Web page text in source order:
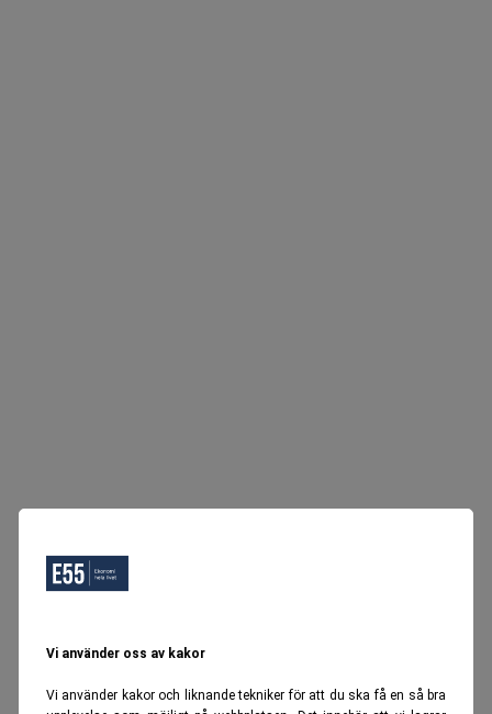
Vi använder oss av kakor
Vi använder kakor och liknande tekniker för att du ska få en så bra